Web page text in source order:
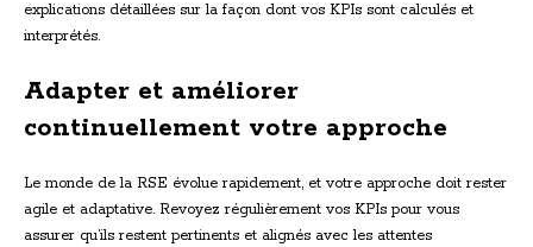
explications détaillées sur la façon dont vos KPIs sont calculés et
interprétés.
Adapter et améliorer
continuellement votre approche
Le monde de la RSE évolue rapidement, et votre approche doit rester
agile et adaptative. Revoyez régulièrement vos KPIs pour vous
assurer qu’ils restent pertinents et alignés avec les attentes